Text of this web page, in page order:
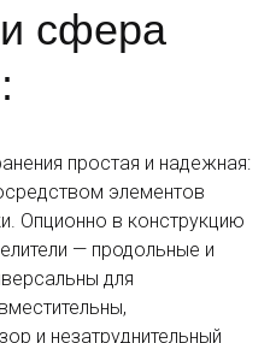
сфера
простая и надежная:
элементов
Опционно в конструкцию
— продольные и
для
и незатруднительный